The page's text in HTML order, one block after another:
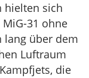
hielten sich
31 ohne
lang über dem
Luftraum
die